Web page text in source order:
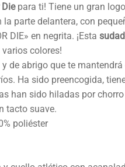
Diepara ti! Tiene un gran
la parte delantera, con
DIE» en negrita. ¡Esta
colores!
de abrigo que te mantendrá
Ha sido preencogida,
han sido hiladas por
tacto suave.
poliéster